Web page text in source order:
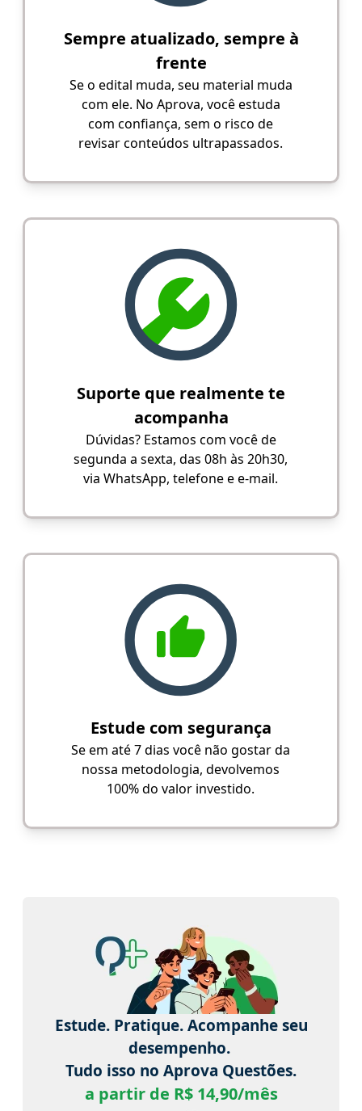
Sempre atualizado, sempre à
frente
Se o edital muda, seu material muda
com ele. No Aprova, você estuda
com confiança, sem o risco de
revisar conteúdos ultrapassados.
Suporte que realmente te
acompanha
Dúvidas? Estamos com você de
segunda a sexta, das 08h às 20h30,
via WhatsApp, telefone e e-mail.
Estude com segurança
Se em até 7 dias você não gostar da
nossa metodologia, devolvemos
100% do valor investido.
Estude. Pratique. Acompanhe seu
desempenho.
Tudo isso no Aprova Questões.
a partir de R$ 14,90/mês